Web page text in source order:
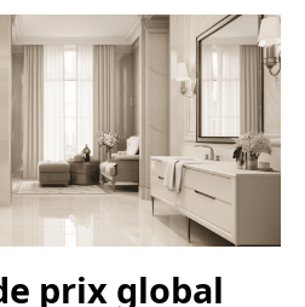
prix global